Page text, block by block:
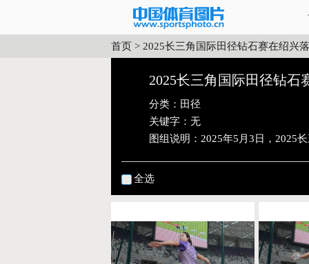
首页> 2025长三角国际田径钻石赛在绍兴
2025长三角国际田径钻石
分类： 田径
关键字：无
图组说明： 2025年5月3日，2025
全选